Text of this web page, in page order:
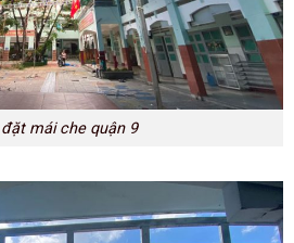
mái che quận 9